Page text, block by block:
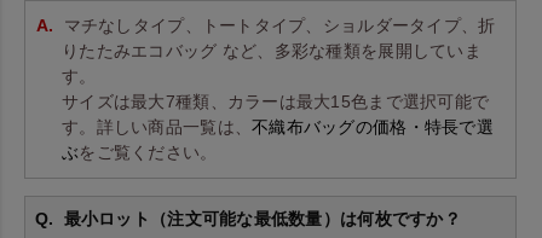
マチなしタイプ、トートタイプ、ショルダータイプ、折
りたたみエコバッグ など、多彩な種類を展開していま
す。
サイズは最大7種類、カラーは最大15色まで選択可能で
す。詳しい商品一覧は、不織布バッグの価格・特長で選
ぶをご覧ください。
最小ロット（注文可能な最低数量）は何枚ですか？